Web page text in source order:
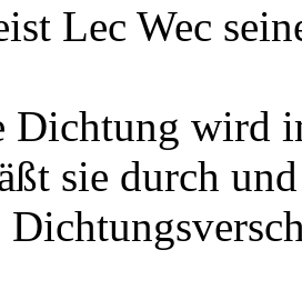
Lec Wec
Dichtung wird
sie durch